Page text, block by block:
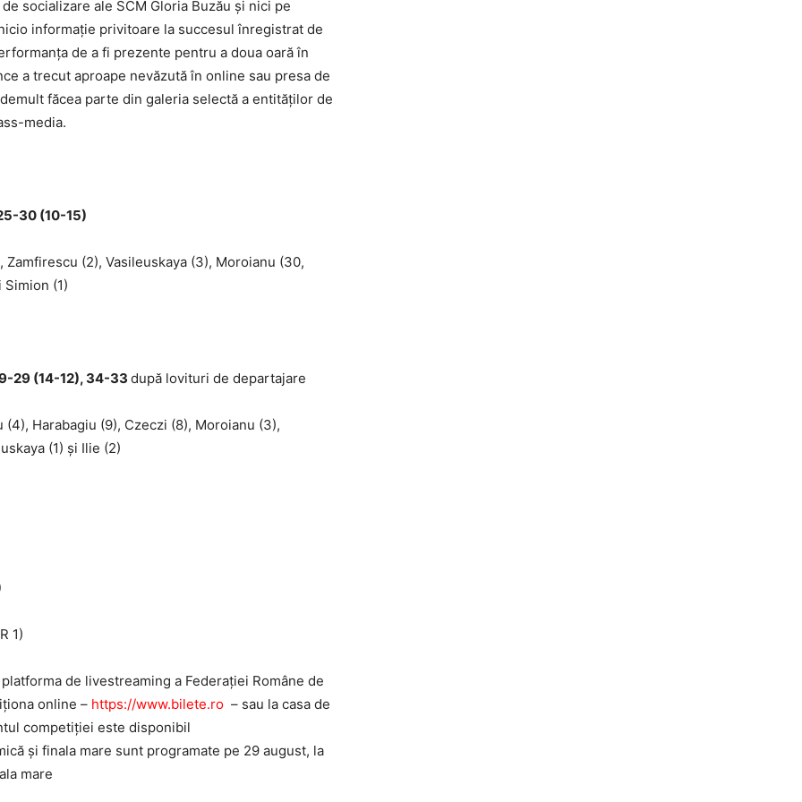
socializare ale SCM Gloria Buzău și nici pe
informaţie privitoare la succesul înregistrat de
de a fi prezente pentru a doua oară în
a trecut aproape nevăzută în online sau presa de
făcea parte din galeria selectă a entităţilor de
media.
30 (10-15)
Zamfirescu (2), Vasileuskaya (3), Moroianu (30,
(1)
29 (14-12), 34-33 după lovituri de departajare
(4), Harabagiu (9), Czeczi (8), Moroianu (3),
(1) și Ilie (2)
1)
de livestreaming a Federației Române de
online – https://www.bilete.ro – sau la casa de
competiției este disponibil
și finala mare sunt programate pe 29 august, la
mare